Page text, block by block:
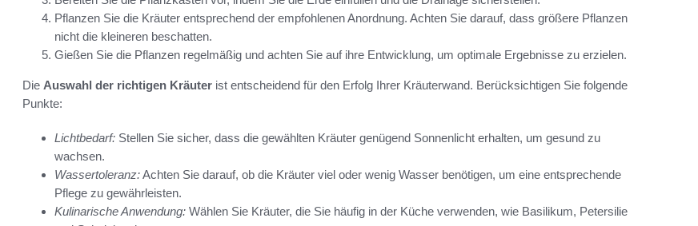
Pflanzen Sie die Kräuter entsprechend der empfohlenen Anordnung. Achten Sie darauf, dass größere Pflanzen
nicht die kleineren beschatten.
Gießen Sie die Pflanzen regelmäßig und achten Sie auf ihre Entwicklung, um optimale Ergebnisse zu erzielen.
Die Auswahl der richtigen Kräuter ist entscheidend für den Erfolg Ihrer Kräuterwand. Berücksichtigen Sie folgende
Punkte:
Lichtbedarf: Stellen Sie sicher, dass die gewählten Kräuter genügend Sonnenlicht erhalten, um gesund zu
wachsen.
Wassertoleranz:Achten Sie darauf, ob die Kräuter viel oder wenig Wasser benötigen, um eine entsprechende
Pflege zu gewährleisten.
Kulinarische Anwendung: Wählen Sie Kräuter, die Sie häufig in der Küche verwenden, wie Basilikum, Petersilie